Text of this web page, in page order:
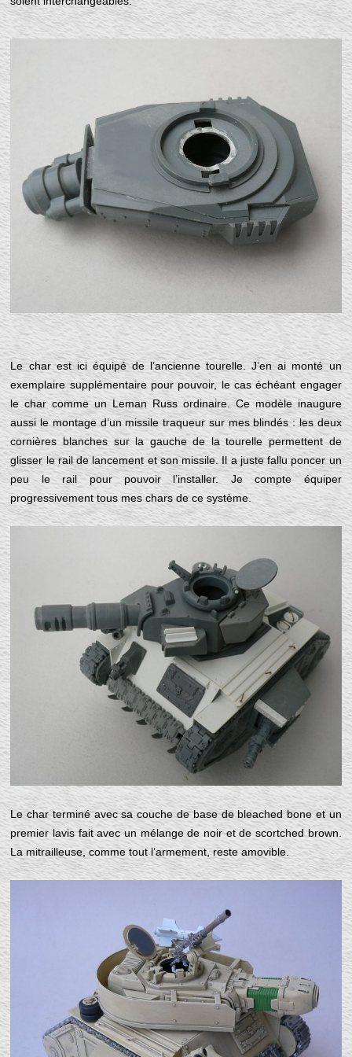
Le char est ici équipé de l’ancienne tourelle. J’en ai monté un
exemplaire supplémentaire pour pouvoir, le cas échéant engager
le char comme un Leman Russ ordinaire. Ce modèle inaugure
aussi le montage d’un missile traqueur sur mes blindés : les deux
cornières blanches sur la gauche de la tourelle permettent de
glisser le rail de lancement et son missile. Il a juste fallu poncer un
peu le rail pour pouvoir l’installer. Je compte équiper
progressivement tous mes chars de ce système.
Le char terminé avec sa couche de base de bleached bone et un
premier lavis fait avec un mélange de noir et de scortched brown.
La mitrailleuse, comme tout l’armement, reste amovible.